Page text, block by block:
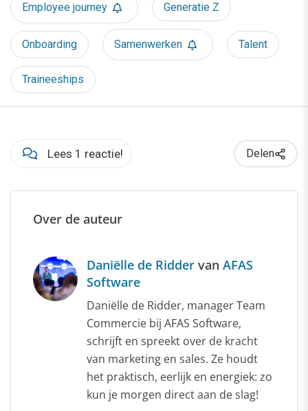
Employee journey Generatie Z
Onboarding Samenwerken Talent
Traineeships
Lees 1 reactie! Delen
Over de auteur
Daniëlle de Ridder van AFAS
Software
Daniëlle de Ridder, manager Team
Commercie bij AFAS Software,
schrijft en spreekt over de kracht
van marketing en sales. Ze houdt
het praktisch, eerlijk en energiek: zo
kun je morgen direct aan de slag!